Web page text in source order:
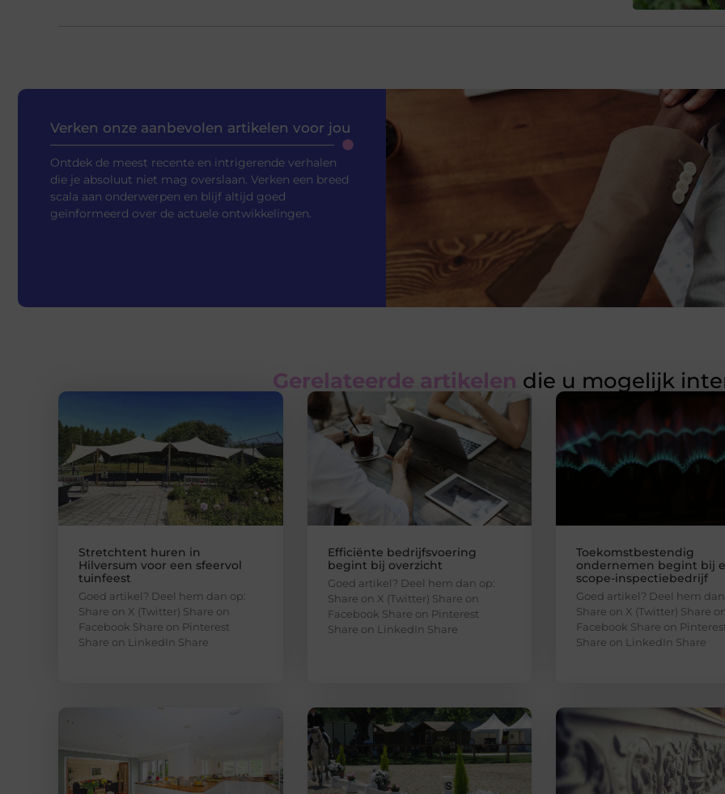
Verken onze aanbevolen artikelen voor jou
Ontdek de meest recente en intrigerende verhalen
die je absoluut niet mag overslaan. Verken een breed
scala aan onderwerpen en blijf altijd goed
geïnformeerd over de actuele ontwikkelingen.
Gerelateerde artikelen die u mogelijk
Stretchtent huren in
Hilversum voor een sfeervol
tuinfeest
Goed artikel? Deel hem dan op:
Share on X (Twitter) Share on
Facebook Share on Pinterest
Share on LinkedIn Share
Efficiënte bedrijfsvoering
begint bij overzicht
Goed artikel? Deel hem dan op:
Share on X (Twitter) Share on
Facebook Share on Pinterest
Share on LinkedIn Share
Toekomstbestendig
ondernemen begint bij
scope-inspectiebedrijf
Goed artikel? Deel hem
Share on X (Twitter) Share
Facebook Share on
Share on LinkedIn Share